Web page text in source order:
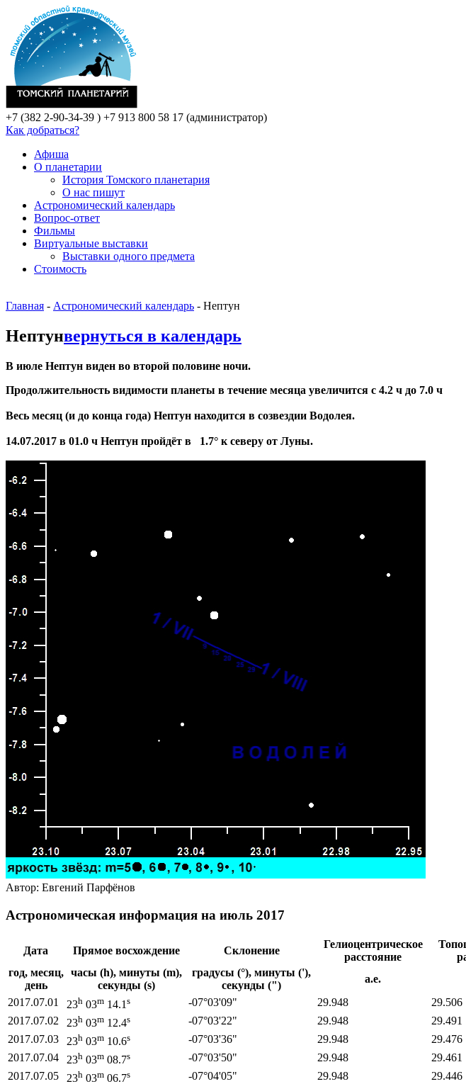
+7 (382 2-90-34-39 ) +7 913 800 58 17 (администратор)
Как добраться?
Афиша
О планетарии
История Томского планетария
О нас пишут
Астрономический календарь
Вопрос-ответ
Фильмы
Виртуальные выставки
Выставки одного предмета
Стоимость
Главная - Астрономический календарь - Нептун
Нептунвернуться в календарь
В июле Нептун виден во второй половине ночи.
Продолжительность видимости планеты в течение месяца увеличится с 4.2 ч до 7.0 ч
Весь месяц (и до конца года) Нептун находится в созвездии Водолея.
14.07.2017 в 01.0 ч Нептун пройдёт в 1.7° к северу от Луны.
Автор: Евгений Парфёнов
Астрономическая информация на июль 2017
Дата Прямое восхождение Склонение
Гелиоцентрическое
расстояние
год, месяц,
день
часы (h), минуты (m),
секунды (s)
градусы (°), минуты ('),
секунды (")
а.е.
2017.07.01
23h 03m 14.1 s -07°03'09" 29.948 29.506
2017.07.02
23h 03m 12.4s -07°03'22" 29.948 29.491
2017.07.03
23h 03m 10.6s -07°03'36" 29.948 29.476
2017.07.04
23h 03m 08.7s -07°03'50" 29.948 29.461
2017.07.05
23h 03m 06.7s -07°04'05" 29.948 29.446